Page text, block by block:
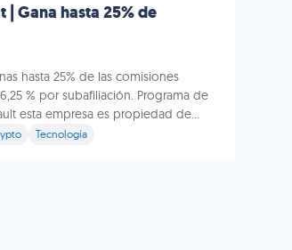
Gana hasta 25% de
hasta 25% de las comisiones
% por subafiliación. Programa de
esta empresa es propiedad de...
Tecnología